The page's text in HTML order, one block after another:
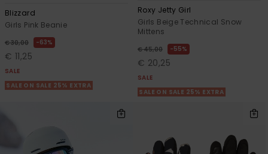
Blizzard
Girls Pink Beanie
€ 30,00 63%
€ 11,25
SALE
SALE ON SALE 25% EXTRA
Roxy Jetty Girl
Girls Beige Technical Snow
Mittens
€ 45,00 55%
€ 20,25
SALE
SALE ON SALE 25% EXTRA